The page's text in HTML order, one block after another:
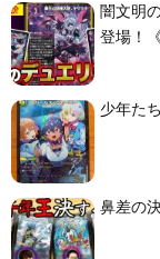
闇文明
登場！
少年た
鼻差の